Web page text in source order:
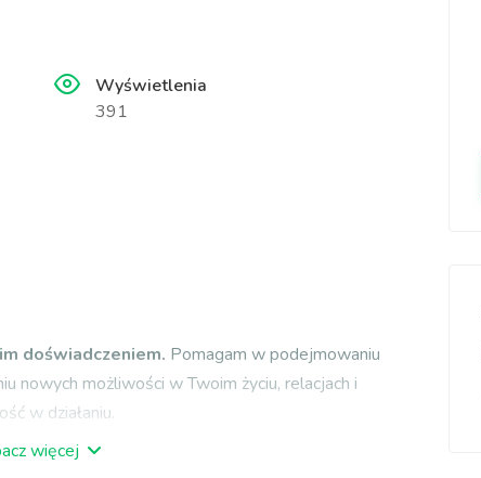
Wyświetlenia
391
doświadczeniem. Pomagam w podejmowaniu
nowych możliwości w Twoim życiu, relacjach i
w działaniu.
więcej